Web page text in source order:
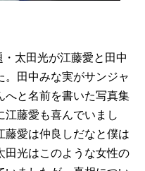
太田光が江藤愛と田中
。田中みな実がサンジャ
へと名前を書いた写真集
江藤愛も喜んでいまし
藤愛は仲良しだなと僕は
田光はこのような女性の